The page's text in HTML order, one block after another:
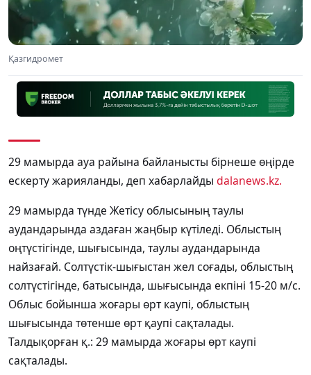
Қазгидромет
29 мамырда ауа райына байланысты бірнеше өңірде
ескерту жарияланды, деп хабарлайды dalanews.kz.
29 мамырда түнде Жетісу облысының таулы
аудандарында аздаған жаңбыр күтіледі. Облыстың
оңтүстігінде, шығысында, таулы аудандарында
найзағай. Солтүстік-шығыстан жел соғады, облыстың
солтүстігінде, батысында, шығысында екпіні 15-20 м/с.
Облыс бойынша жоғары өрт каупі, облыстың
шығысында төтенше өрт қаупі сақталады.
Талдықорған қ.: 29 мамырда жоғары өрт каупі
сақталады.